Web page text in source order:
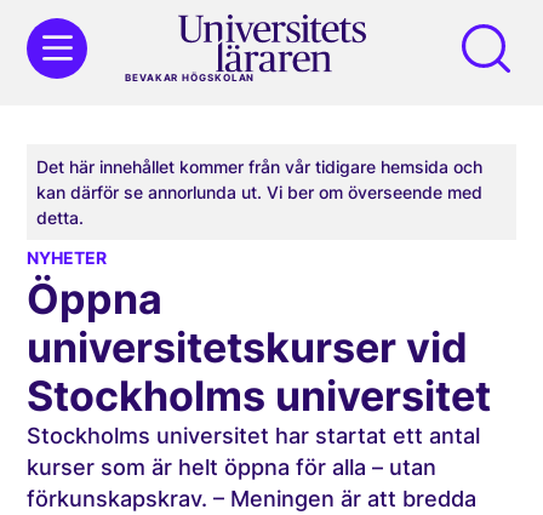
BEVAKAR HÖGSKOLAN
Det här innehållet kommer från vår tidigare hemsida och
kan därför se annorlunda ut. Vi ber om överseende med
detta.
NYHETER
Öppna
universitetskurser vid
Stockholms universitet
Stockholms universitet har startat ett antal
kurser som är helt öppna för alla – utan
förkunskapskrav. – Meningen är att bredda